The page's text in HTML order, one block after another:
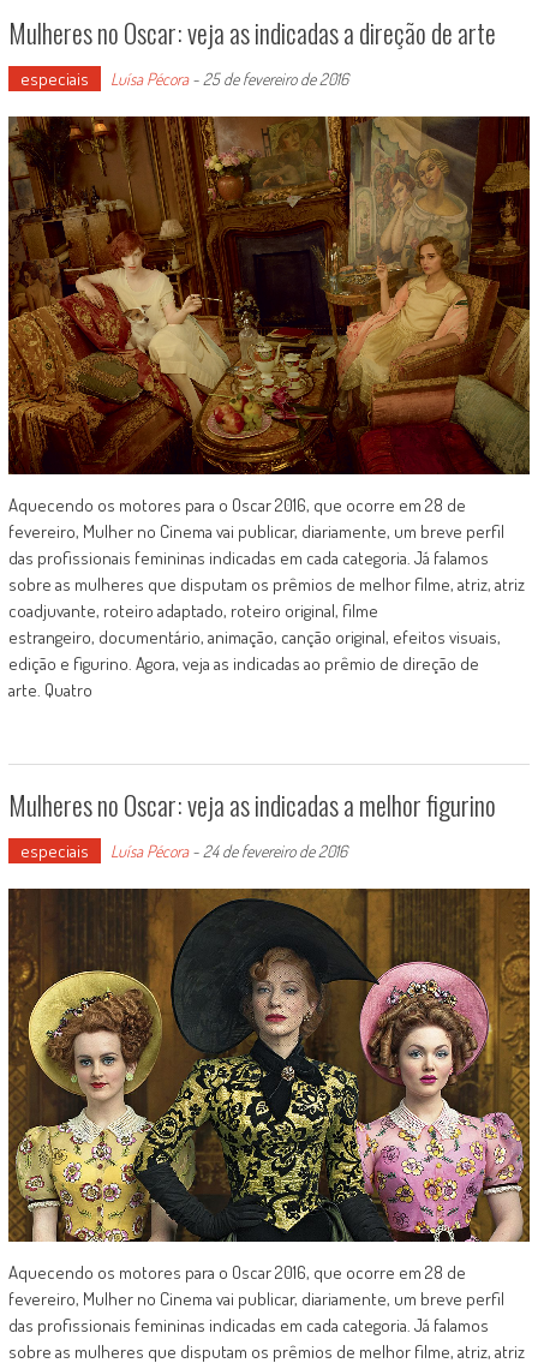
Mulheres no Oscar: veja as indicadas a direção de arte
especiais Luísa Pécora- 25 de fevereiro de 2016
Aquecendo os motores para o Oscar 2016, que ocorre em 28 de
fevereiro, Mulher no Cinema vai publicar, diariamente, um breve perfil
das profissionais femininas indicadas em cada categoria. Já falamos
sobre as mulheres que disputam os prêmios de melhor filme, atriz, atriz
coadjuvante, roteiro adaptado, roteiro original, filme
estrangeiro, documentário, animação, canção original, efeitos visuais,
edição e figurino. Agora, veja as indicadas ao prêmio de direção de
arte. Quatro
Mulheres no Oscar: veja as indicadas a melhor figurino
especiais Luísa Pécora- 24 de fevereiro de 2016
Aquecendo os motores para o Oscar 2016, que ocorre em 28 de
fevereiro, Mulher no Cinema vai publicar, diariamente, um breve perfil
das profissionais femininas indicadas em cada categoria. Já falamos
sobre as mulheres que disputam os prêmios de melhor filme, atriz, atriz